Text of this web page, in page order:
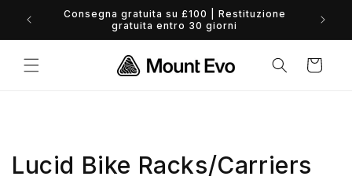
direttamenteConsegna gratuita su £100 | Restituzione
gratuita entro 30 giorni
Carrello
C
Lucid Bike Racks/Carriers